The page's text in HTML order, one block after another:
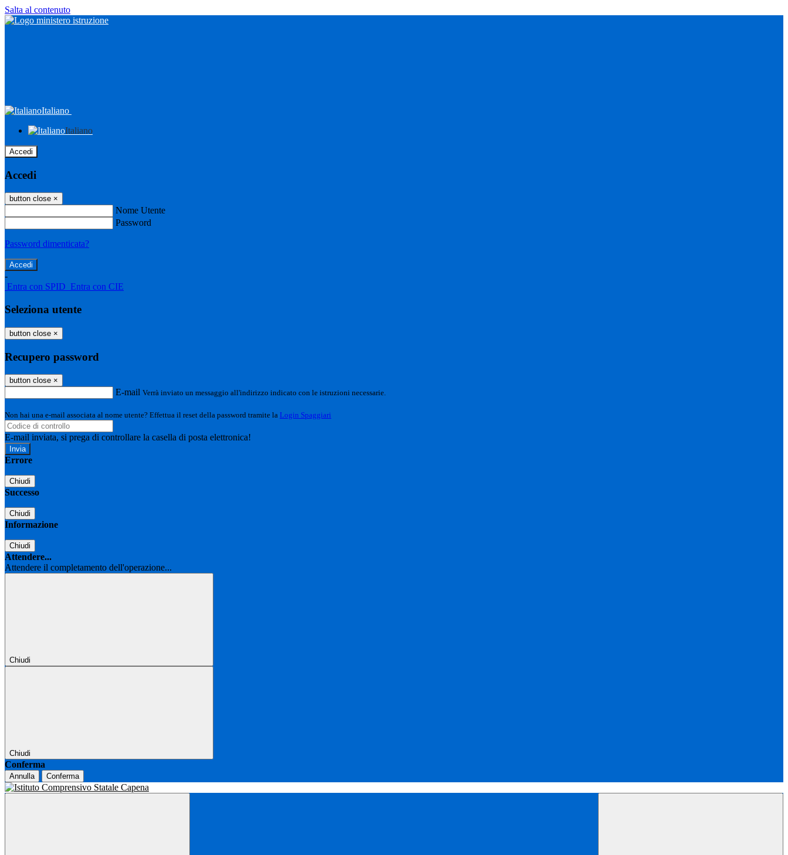
Salta al contenuto
Italiano
Italiano
Accedi
Accedi
button close ×
Nome Utente
Password
Password dimenticata?
-
Entra con SPID Entra con CIE
Seleziona utente
button close ×
Recupero password
button close ×
E-mail Verrà inviato un messaggio all'indirizzo indicato con le istruzioni necessarie.
Non hai una e-mail associata al nome utente? Effettua il reset della password tramite la Login Spaggiari
E-mail inviata, si prega di controllare la casella di posta elettronica!
Errore
Chiudi
Successo
Chiudi
Informazione
Chiudi
Attendere...
Attendere il completamento dell'operazione...
Chiudi
Chiudi
Conferma
Annulla Conferma